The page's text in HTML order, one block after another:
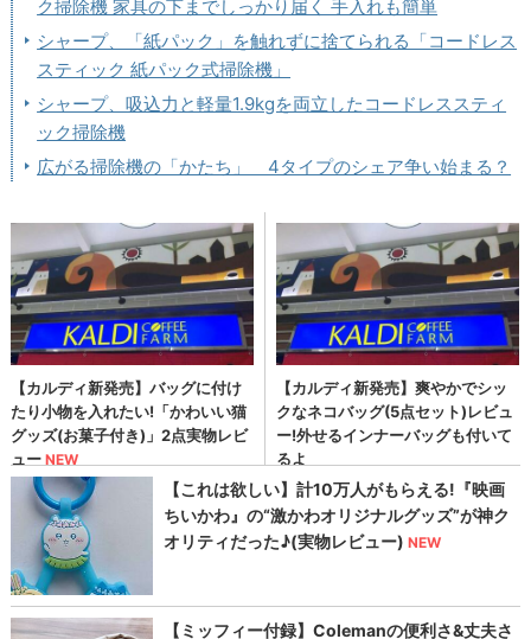
ク掃除機 家具の下までしっかり届く 手入れも簡単
シャープ、「紙パック」を触れずに捨てられる「コードレス
スティック 紙パック式掃除機」
シャープ、吸込力と軽量1.9kgを両立したコードレススティ
ック掃除機
広がる掃除機の「かたち」 4タイプのシェア争い始まる？